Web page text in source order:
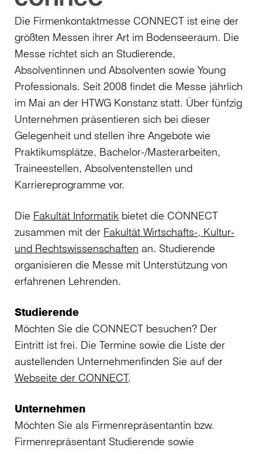
Die Firmenkontaktmesse CONNECT ist eine der
größten Messen ihrer Art im Bodenseeraum. Die
Messe richtet sich an Studierende,
Absolventinnen und Absolventen sowie Young
Professionals. Seit 2008 findet die Messe jährlich
im Mai an der HTWG Konstanz statt. Über fünfzig
Unternehmen präsentieren sich bei dieser
Gelegenheit und stellen ihre Angebote wie
Praktikumsplätze, Bachelor-/Masterarbeiten,
Traineestellen, Absolventenstellen und
Karriereprogramme vor.
Die Fakultät Informatik bietet die CONNECT
zusammen mit der Fakultät Wirtschafts-, Kultur-
und Rechtswissenschaften an. Studierende
organisieren die Messe mit Unterstützung von
erfahrenen Lehrenden.
Studierende
Möchten Sie die CONNECT besuchen? Der
Eintritt ist frei. Die Termine sowie die Liste der
austellenden Unternehmenfinden Sie auf der
Webseite der CONNECT.
Unternehmen
Möchten Sie als Firmenrepräsentantin bzw.
Firmenrepräsentant Studierende sowie